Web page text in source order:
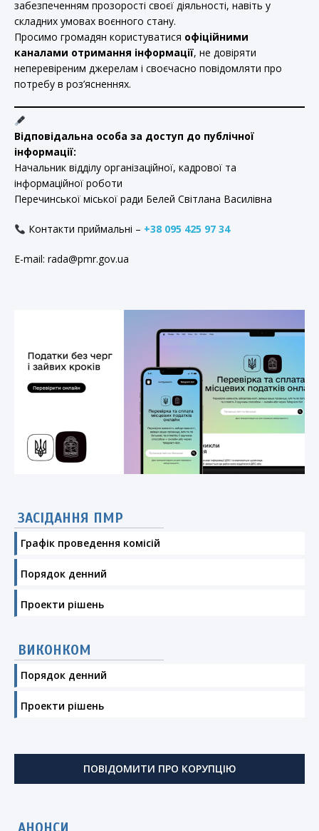
забезпеченням прозорості своєї діяльності, навіть у
складних умовах воєнного стану.
Просимо громадян користуватися офіційними
каналами отримання інформації, не довіряти
неперевіреним джерелам і своєчасно повідомляти про
потребу в роз’ясненнях.
Відповідальна особа за доступ до публічної
інформації:
Начальник відділу організаційної, кадрової та
інформаційної роботи
Перечинської міської ради Белей Світлана Василівна
Контакти приймальні – +38 095 425 97 34
E-mail: rada@pmr.gov.ua
ЗАСІДАННЯ ПМР
Графік проведення комісій
Порядок денний
Проекти рішень
ВИКОНКОМ
Порядок денний
Проекти рішень
ПОВІДОМИТИ ПРО КОРУПЦІЮ
АНОНСИ